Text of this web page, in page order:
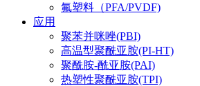
氟塑料（PFA/PVDF)
应用
聚苯并咪唑(PBI)
高温型聚酰亚胺(PI-HT)
聚酰胺-酰亚胺(PAI)
热塑性聚酰亚胺(TPI)